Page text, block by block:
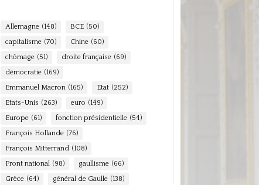
Allemagne (148) BCE (50)
capitalisme (70) Chine (60)
chômage (51) droite française (69)
démocratie (169)
Emmanuel Macron (165) Etat (252)
Etats-Unis (263) euro (149)
Europe (61) fonction présidentielle (54)
François Hollande (76)
François Mitterrand (108)
Front national (98) gaullisme (66)
Grèce (64) général de Gaulle (138)